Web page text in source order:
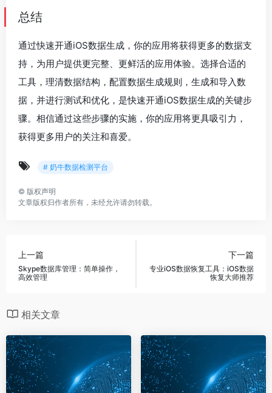
总结
通过快速开通iOS数据生成，你的应用将获得更多的数据支
持，为用户提供更完整、更鲜活的应用体验。选择合适的
工具，理清数据结构，配置数据生成规则，生成和导入数
据，并进行测试和优化，是快速开通iOS数据生成的关键步
骤。相信通过这些步骤的实施，你的应用将更具吸引力，
获得更多用户的关注和喜爱。
# 奶牛数据检测平台
© 版权声明
文章版权归作者所有，未经允许请勿转载。
上一篇
Skype数据库管理：简单操作，
高效管理
下一篇
专业iOS数据恢复工具：iOS数据
恢复大师推荐
相关文章